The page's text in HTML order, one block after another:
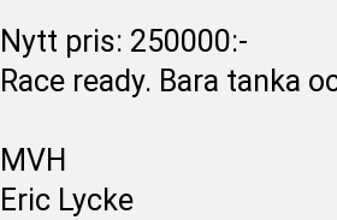
Nytt pris: 250000:-
Race ready. Bara tanka
MVH
Eric Lycke